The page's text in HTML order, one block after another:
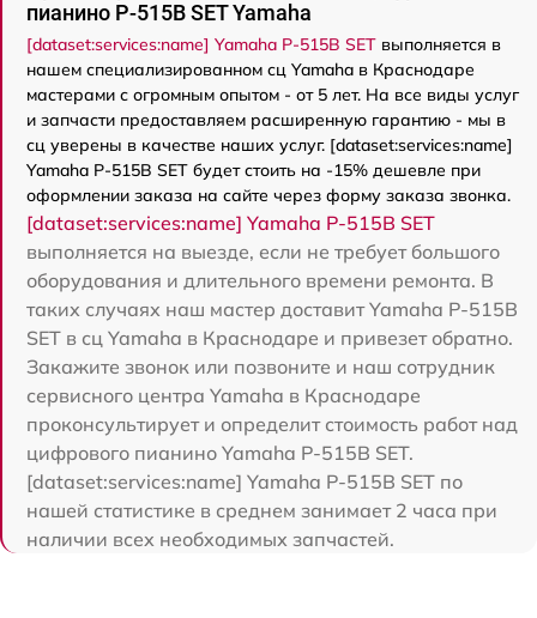
пианино P-515B SET Yamaha
[dataset:services:name] Yamaha P-515B SET выполняется в
нашем специализированном сц Yamaha в Краснодаре
мастерами с огромным опытом - от 5 лет. На все виды услуг
и запчасти предоставляем расширенную гарантию - мы в
сц уверены в качестве наших услуг. [dataset:services:name]
Yamaha P-515B SET будет стоить на -15% дешевле при
оформлении заказа на сайте через форму заказа звонка.
[dataset:services:name] Yamaha P-515B SET
выполняется на выезде, если не требует большого
оборудования и длительного времени ремонта. В
таких случаях наш мастер доставит Yamaha P-515B
SET в сц Yamaha в Краснодаре и привезет обратно.
Закажите звонок или позвоните и наш сотрудник
сервисного центра Yamaha в Краснодаре
проконсультирует и определит стоимость работ над
цифрового пианино Yamaha P-515B SET.
[dataset:services:name] Yamaha P-515B SET по
нашей статистике в среднем занимает 2 часа при
наличии всех необходимых запчастей.